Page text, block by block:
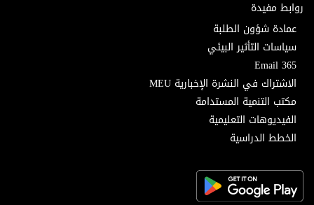
روابط مفيدة
عمادة شؤون الطلبة
سياسات التأثير البيئي
Email 365
الاشتراك في النشرة الإخبارية MEU
مكتب التنمية المستدامة
الفيديوهات التعليمية
الخطط الدراسية